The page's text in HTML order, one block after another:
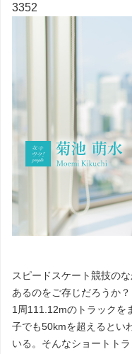
3352
スピードスケート競技の
あるのをご存じだろうか？
1周111.12mのトラックを
子でも50kmを超えるとい
いる。そんなショートト